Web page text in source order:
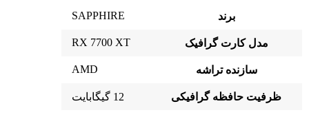
برخورداره که نه تنها برای سیستم‌های حرفه‌ای طراحی شده، بلکه
سیستم رو به طور مؤثری مدیریت کنه، بنابراین نیازی نیست که
قدرتمند و بسیار بی‌صدا استفاده کرده که باعث میشه کارت گرافیک
برند SAPPHIRE
مدل کارت گرافیک RX 7700 XT
سازنده تراشه AMD
ظرفیت حافظه گرافیکی 12 گیگابایت